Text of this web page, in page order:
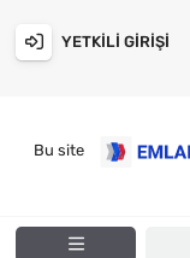
YETKILI GIRIŞI
Bu site